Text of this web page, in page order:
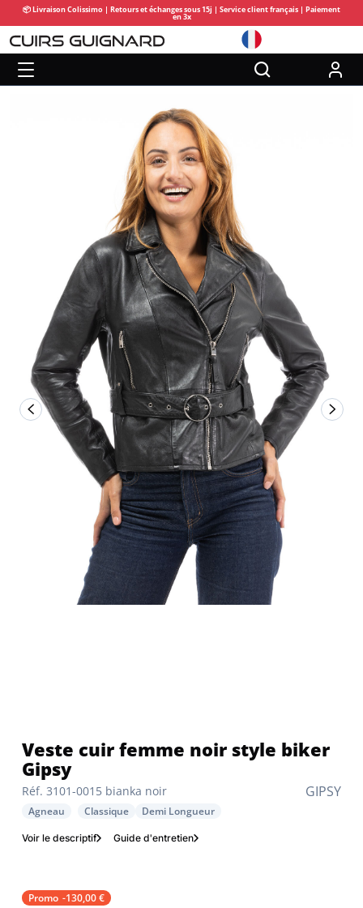
📦 Livraison Colissimo | Retours et échanges sous 15j | Service client français | Paiement
en 3x
GIPSY
Réf. 3101-0015 bianka noir
Veste cuir femme noir style biker
Gipsy
Agneau Classique Demi Longueur
Voir le descriptif Guide d'entretien
Promo -130,00 €